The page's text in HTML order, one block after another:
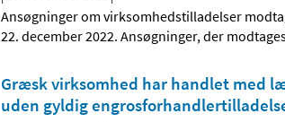
Ansøgninger om virksomhedstilladelser
22. december 2022. Ansøgninger, der
Græsk virksomhed har handlet med
uden gyldig